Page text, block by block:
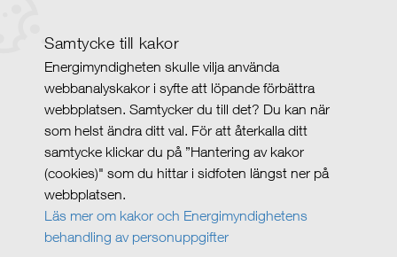
Samtycke till kakor
Energimyndigheten skulle vilja använda
webbanalyskakor i syfte att löpande förbättra
webbplatsen. Samtycker du till det? Du kan när
som helst ändra ditt val. För att återkalla ditt
samtycke klickar du på ”Hantering av kakor
(cookies)" som du hittar i sidfoten längst ner på
webbplatsen.
Läs mer om kakor och Energimyndighetens
behandling av personuppgifter